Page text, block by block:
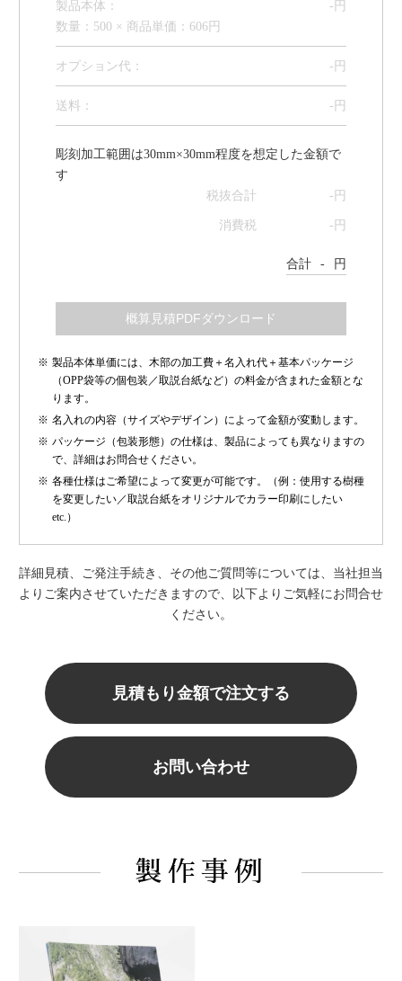
製品本体：
数量：500 × 商品単価：606円
- 円
オプション代 ： - 円
送料： - 円
彫刻加工範囲は30mm×30mm程度を想定した金額で
す
税抜合計
- 円
消費税 - 円
合計 - 円
製品本体単価には、木部の加工費＋名入れ代＋基本パッケージ
（OPP袋等の個包装／取説台紙など）の料金が含まれた金額とな
ります。
名入れの内容（サイズやデザイン）によって金額が変動します。
パッケージ（包装形態）の仕様は、製品によっても異なりますの
で、詳細はお問合せください。
各種仕様はご希望によって変更が可能です。（例：使用する樹種
を変更したい／取説台紙をオリジナルでカラー印刷にしたい
etc.）
詳細見積、ご発注手続き、その他ご質問等については、当社担当
よりご案内させていただきますので、以下よりご気軽にお問合せ
ください。
見積もり金額で注文する
お問い合わせ
製作事例